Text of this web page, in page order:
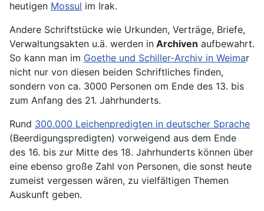
heutigen Mossul im Irak.
Andere Schriftstücke wie Urkunden, Verträge, Briefe,
Verwaltungsakten u.ä. werden in Archiven aufbewahrt.
So kann man im Goethe und Schiller-Archiv in Weimar
nicht nur von diesen beiden Schriftliches finden,
sondern von ca. 3000 Personen om Ende des 13. bis
zum Anfang des 21. Jahrhunderts.
Rund 300.000 Leichenpredigten in deutscher Sprache
(Beerdigungspredigten) vorweigend aus dem Ende
des 16. bis zur Mitte des 18. Jahrhunderts können über
eine ebenso große Zahl von Personen, die sonst heute
zumeist vergessen wären, zu vielfältigen Themen
Auskunft geben.